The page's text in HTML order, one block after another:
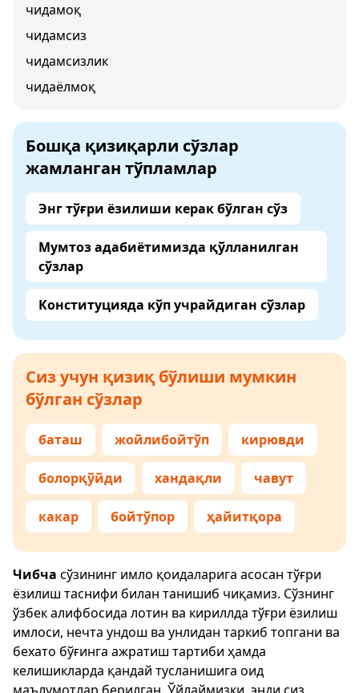
чидамоқ
чидамсиз
чидамсизлик
чидаёлмоқ
Бошқа қизиқарли сўзлар
жамланган тўпламлар
Энг тўғри ёзилиши керак бўлган сўз
Мумтоз адабиётимизда қўлланилган
сўзлар
Конституцияда кўп учрайдиган сўзлар
Сиз учун қизиқ бўлиши мумкин
бўлган сўзлар
баташ жойлибойтўп кирювди
болорқўйди хандақли чавут
какар бойтўпор ҳайитқора
Чибча сўзининг имло қоидаларига асосан тўғри
ёзилиш таснифи билан танишиб чиқамиз. Сўзнинг
ўзбек алифбосида лотин ва кириллда тўғри ёзилиш
имлоси, нечта ундош ва унлидан таркиб топгани ва
бехато бўғинга ажратиш тартиби ҳамда
келишикларда қандай тусланишига оид